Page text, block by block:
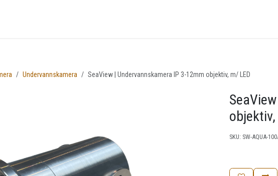
Undervannskamera SeaView | Undervannskamera IP 3-12mm objektiv, m/ LED
objektiv,
SKU: SW-AQUA-